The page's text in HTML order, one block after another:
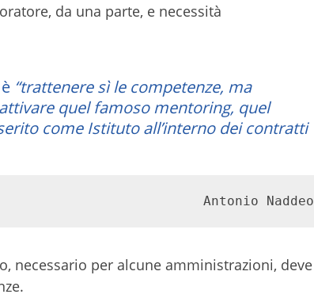
da una parte, e necessità
“trattenere sì le competenze, ma
quel famoso mentoring, quel
come Istituto all’interno dei contratti
Antonio Naddeo
necessario per alcune amministrazioni, deve